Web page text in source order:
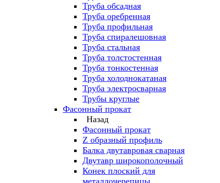
Труба обсадная
Труба оребренная
Труба профильная
Труба спиралешовная
Труба стальная
Труба толстостенная
Труба тонкостенная
Труба холоднокатаная
Труба электросварная
Трубы круглые
Фасонный прокат
Назад
Фасонный прокат
Z образный профиль
Балка двутавровая сварная
Двутавр широкополочный
Конек плоский для
металлочерепицы